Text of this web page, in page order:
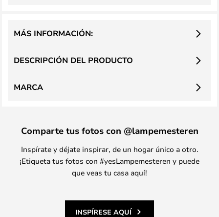
DESCRIPCIÓN DEL PRODUCTO
MÁS INFORMACIÓN:
MARCA
Comparte tus fotos con @lampemesteren
Inspírate y déjate inspirar, de un hogar único a otro.
¡Etiqueta tus fotos con #yesLampemesteren y puede
que veas tu casa aquí!
INSPÍRESE AQUÍ